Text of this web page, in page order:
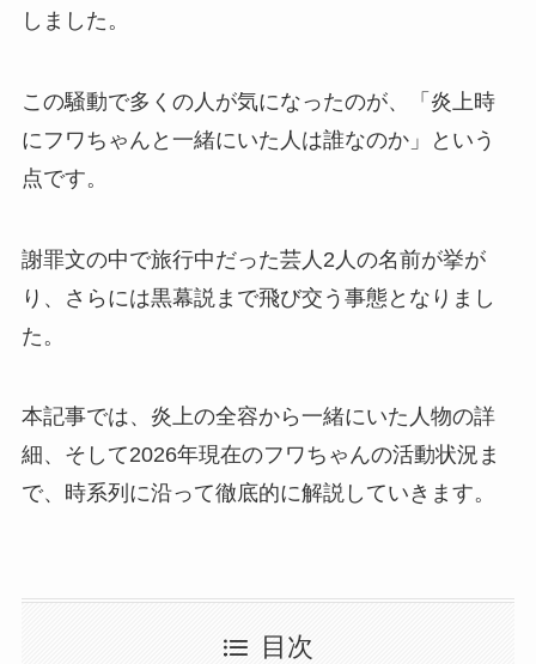
しました。
この騒動で多くの人が気になったのが、「炎上時
にフワちゃんと一緒にいた人は誰なのか」という
点です。
謝罪文の中で旅行中だった芸人2人の名前が挙が
り、さらには黒幕説まで飛び交う事態となりまし
た。
本記事では、炎上の全容から一緒にいた人物の詳
細、そして2026年現在のフワちゃんの活動状況ま
で、時系列に沿って徹底的に解説していきます。
目次